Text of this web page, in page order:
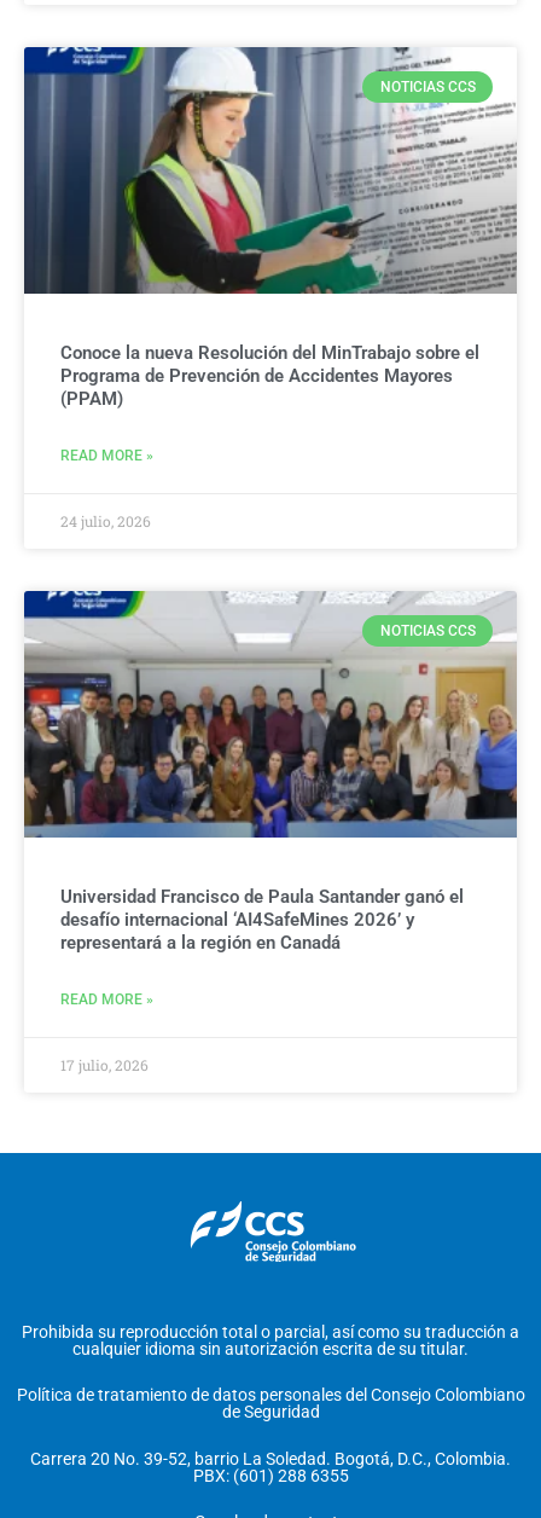
NOTICIAS CCS
Conoce la nueva Resolución del MinTrabajo sobre el
Programa de Prevención de Accidentes Mayores
(PPAM)
READ MORE »
24 julio, 2026
NOTICIAS CCS
Universidad Francisco de Paula Santander ganó el
desafío internacional ‘AI4SafeMines 2026’ y
representará a la región en Canadá
READ MORE »
17 julio, 2026
Prohibida su reproducción total o parcial, así como su traducción a
cualquier idioma sin autorización escrita de su titular.
Política de tratamiento de datos personales del Consejo Colombiano
de Seguridad
Carrera 20 No. 39-52, barrio La Soledad. Bogotá, D.C., Colombia.
PBX: (601) 288 6355